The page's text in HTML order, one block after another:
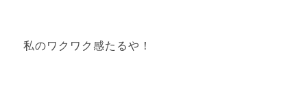
私のワクワク感たるや！